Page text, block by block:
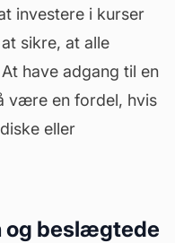
investere i kurser
sikre, at alle
have adgang til en
være en fordel, hvis
eller
og beslægtede